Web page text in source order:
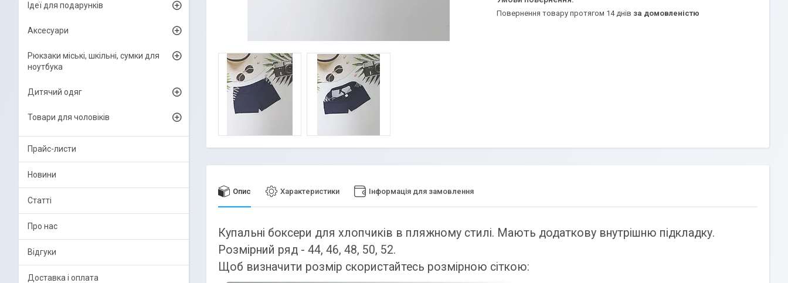
повернення товару протягом 14 днів за домовленістю
Опис Характеристики Інформація для замовлення
Купальні боксери для хлопчиків в пляжному стилі. Мають додаткову внутрішню підкладку.
Розмірний ряд - 44, 46, 48, 50, 52.
Щоб визначити розмір скористайтесь розмірною сіткою:
Ідеї для подарунків
Аксесуари
Рюкзаки міські, шкільні, сумки для
ноутбука
Дитячий одяг
Товари для чоловіків
Прайс-листи
Новини
Статті
Про нас
Відгуки
Доставка і оплата